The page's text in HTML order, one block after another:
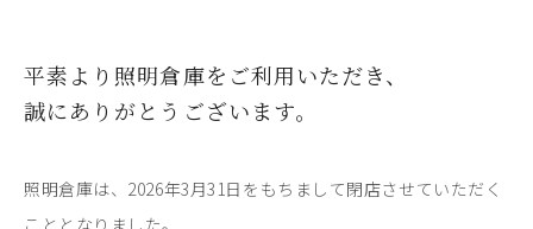
平素より照明倉庫をご利用いただき、
誠にありがとうございます。
照明倉庫は、2026年3月31日をもちまして閉店させていただく
こととなりました。